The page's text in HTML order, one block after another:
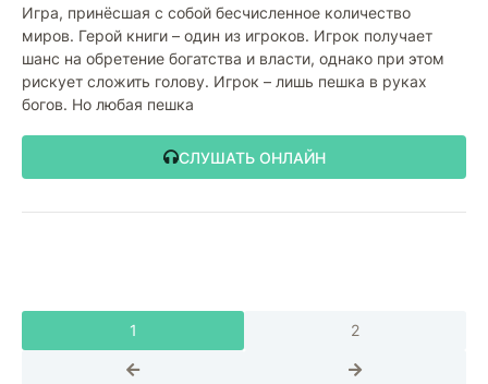
Игра, принёсшая с собой бесчисленное количество
миров. Герой книги – один из игроков. Игрок получает
шанс на обретение богатства и власти, однако при этом
рискует сложить голову. Игрок – лишь пешка в руках
богов. Но любая пешка
СЛУШАТЬ ОНЛАЙН
1 2